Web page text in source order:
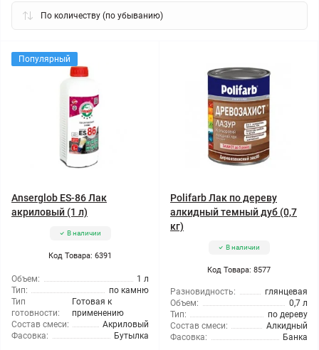
Популярный
Anserglob ES-86 Лак
акриловый (1 л)
В наличии
Код Товара: 6391
Объем:
1 л
Тип:
по камню
Тип
готовности:
Готовая к
применению
Состав смеси:
Акриловый
Фасовка:
Бутылка
Polifarb Лак по дереву
алкидный темный дуб (0,7
кг)
В наличии
Код Товара: 8577
Разновидность:
глянцевая
Объем:
0,7 л
Тип:
по дереву
Состав смеси:
Алкидный
Фасовка:
Банка